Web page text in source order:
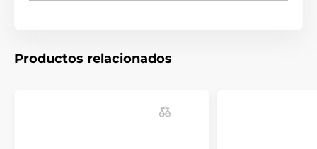
Productos relacionados